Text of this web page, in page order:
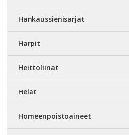
Hankaussienisarjat
Harpit
Heittoliinat
Helat
Homeenpoistoaineet